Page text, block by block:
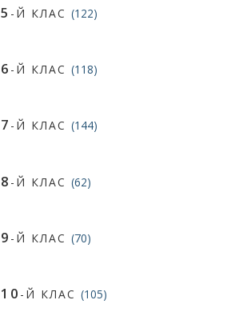
5 -Й КЛАС (122)
6 -Й КЛАС (118)
7 -Й КЛАС (144)
8 -Й КЛАС (62)
9 -Й КЛАС (70)
10 -Й КЛАС (105)